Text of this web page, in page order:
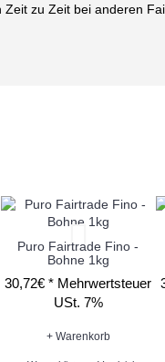
zu Zeit bei anderen
Puro Fairtrade Fino -
Bohne 1kg
30,72€ * Mehrwertsteuer
USt. 7%
+ Warenkorb